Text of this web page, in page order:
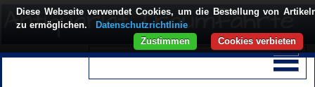
Diese Webseite verwendet Cookies, um die Bestellung von
zu ermöglichen.
Datenschutzrichtlinie
Cookies verbieten
Zustimmen